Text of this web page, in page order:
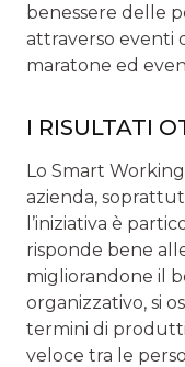
benessere delle
attraverso eventi
maratone ed
I RISULTATI
Lo Smart
azienda,
l’iniziativa è
risponde bene
migliorandone il
organizzativo, si
termini di
veloce tra le